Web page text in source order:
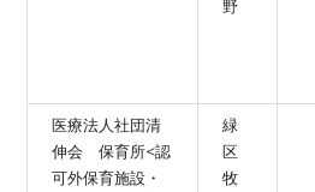
野
医療法人社団清
伸会 保育所<認
可外保育施設・
緑
区
牧